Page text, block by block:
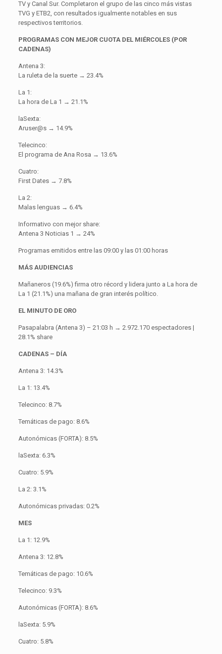
TV y Canal Sur. Completaron el grupo de las cinco más vistas
TVG y ETB2, con resultados igualmente notables en sus
respectivos territorios.
PROGRAMAS CON MEJOR CUOTA DEL MIÉRCOLES (POR
CADENAS)
Antena 3:
La ruleta de la suerte → 23.4%
La 1:
La hora de La 1 → 21.1%
laSexta:
Aruser@s → 14.9%
Telecinco:
El programa de Ana Rosa → 13.6%
Cuatro:
First Dates → 7.8%
La 2:
Malas lenguas → 6.4%
Informativo con mejor share:
Antena 3 Noticias 1 → 24%
Programas emitidos entre las 09:00 y las 01:00 horas
MÁS AUDIENCIAS
Mañaneros (19.6%) firma otro récord y lidera junto a La hora de
La 1 (21.1%) una mañana de gran interés político.
EL MINUTO DE ORO
Pasapalabra (Antena 3) – 21:03 h → 2.972.170 espectadores |
28.1% share
CADENAS – DÍA
Antena 3: 14.3%
La 1: 13.4%
Telecinco: 8.7%
Temáticas de pago: 8.6%
Autonómicas (FORTA): 8.5%
laSexta: 6.3%
Cuatro: 5.9%
La 2: 3.1%
Autonómicas privadas: 0.2%
MES
La 1: 12.9%
Antena 3: 12.8%
Temáticas de pago: 10.6%
Telecinco: 9.3%
Autonómicas (FORTA): 8.6%
laSexta: 5.9%
Cuatro: 5.8%